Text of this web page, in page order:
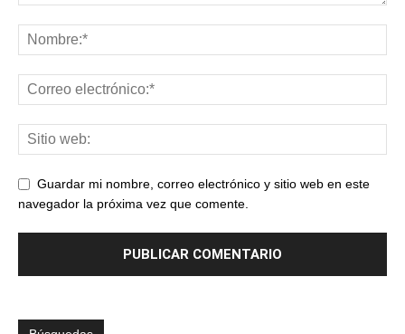
Guardar mi nombre, correo electrónico y sitio web en este
navegador la próxima vez que comente.